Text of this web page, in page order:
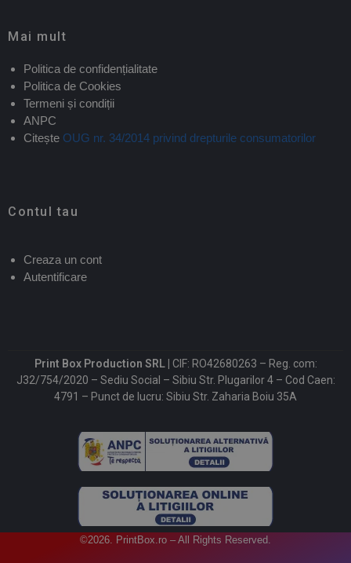
Mai mult
Politica de confidențialitate
Politica de Cookies
Termeni și condiții
ANPC
Citește OUG nr. 34/2014 privind drepturile consumatorilor
Contul tau
Creaza un cont
Autentificare
Print Box Production SRL | CIF: RO42680263 – Reg. com:
J32/754/2020 – Sediu Social – Sibiu Str. Plugarilor 4 – Cod Caen:
4791 – Punct de lucru: Sibiu Str. Zaharia Boiu 35A
©2026. PrintBox.ro – All Rights Reserved.